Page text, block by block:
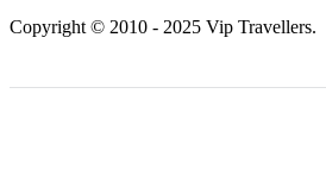
Copyright © 2010 - 2025 Vip Travellers.